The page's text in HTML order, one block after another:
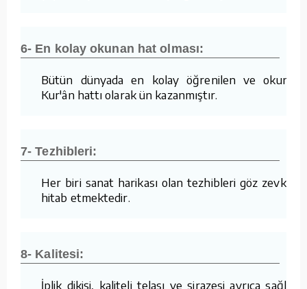
6- En kolay okunan hat olması:
Bütün dünyada en kolay öğrenilen ve okunan
Kur'ân hattı olarak ün kazanmıştır.
7- Tezhibleri:
Her biri sanat harikası olan tezhibleri göz zevkine
hitab etmektedir.
8- Kalitesi:
İplik dikişi, kaliteli telası ve şirazesi ayrıca sağlam